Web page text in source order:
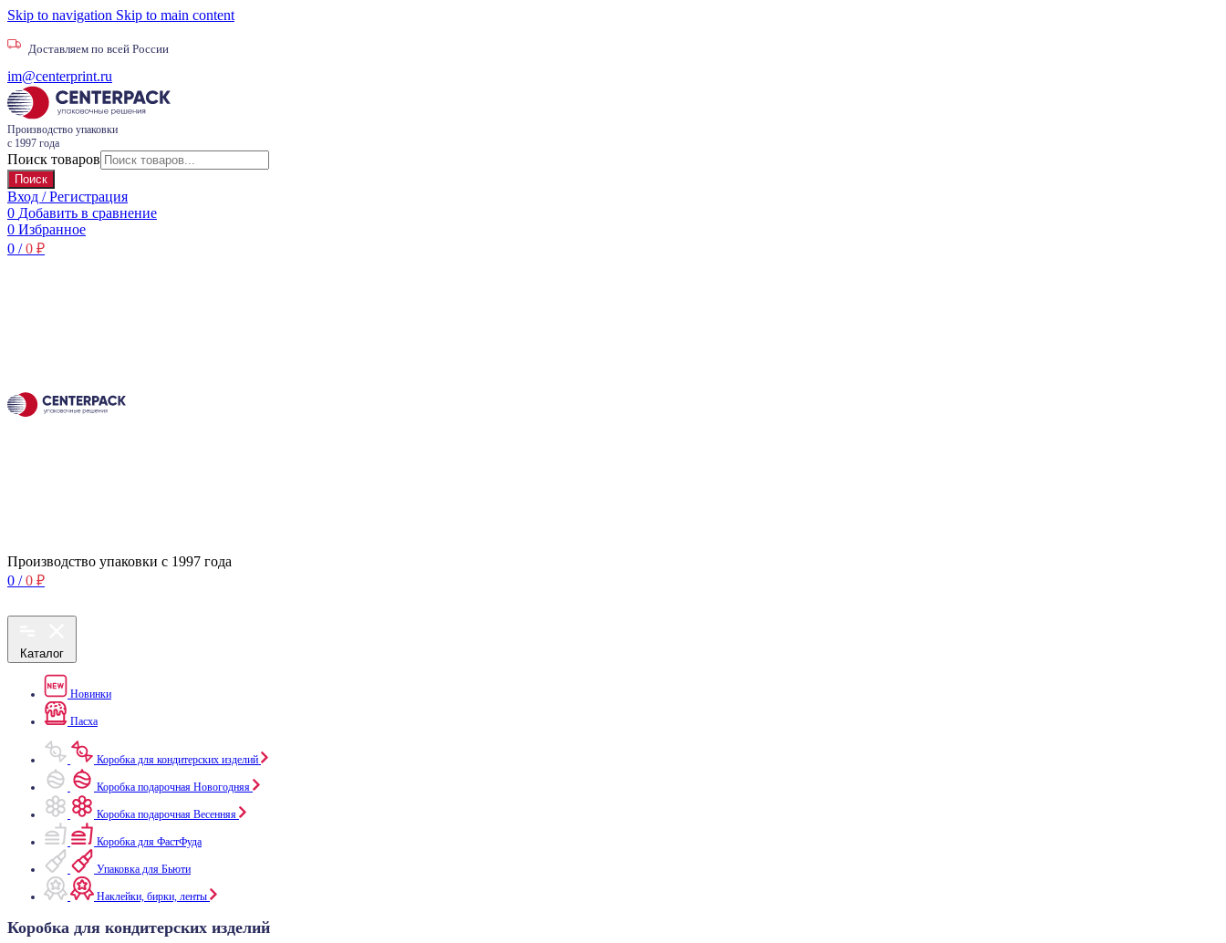
Skip to navigation Skip to main content
Доставляем по всей России
im@centerprint.ru
Производство упаковки
с 1997 года
Поиск товаров
Поиск
Вход / Регистрация
0 Добавить в сравнение
0 Избранное
0 / 0 ₽
Производство упаковки с 1997 года
0 / 0 ₽
Каталог
Новинки
Пасха
Коробка для кондитерских изделий
Коробка подарочная Новогодняя
Коробка подарочная Весенняя
Коробка для ФастФуда
Упаковка для Бьюти
Наклейки, бирки, ленты
Коробка для кондитерских изделий